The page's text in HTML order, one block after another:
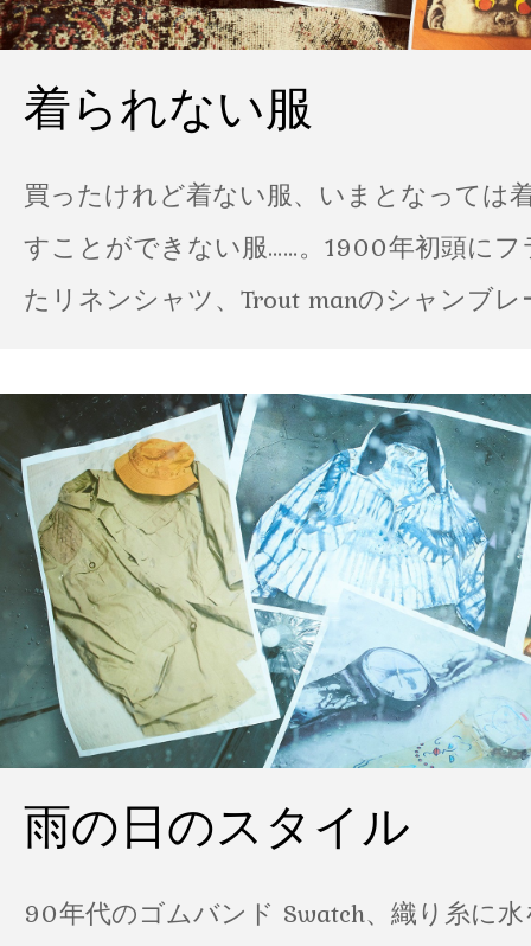
着られない服
買ったけれど着ない服、いまとなっては
すことができない服……。1900年初頭に
たリネンシャツ、Trout manのシャンブ
雨の日のスタイル
90年代のゴムバンド Swatch、織り糸に